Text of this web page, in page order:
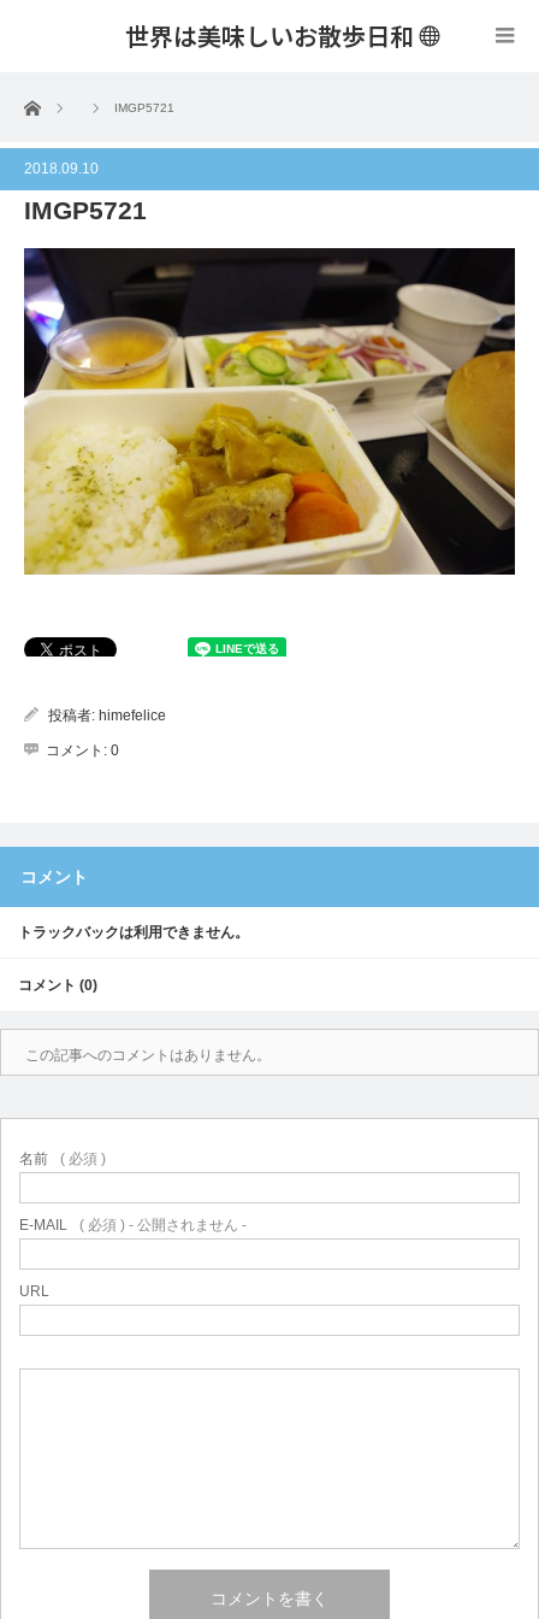
世界は美味しいお散歩日和
ホーム IMGP5721
2018.09.10
IMGP5721
投稿者: himefelice
コメント: 0
コメント
トラックバックは利用できません。
コメント (0)
この記事へのコメントはありません。
名前 ( 必須 )
E-MAIL ( 必須 ) - 公開されません -
URL